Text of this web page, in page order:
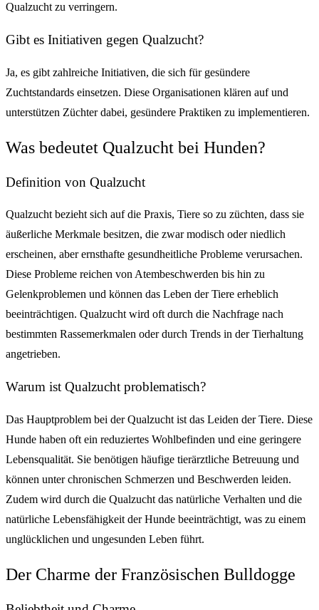
Qualzucht zu verringern.
Gibt es Initiativen gegen Qualzucht?
Ja, es gibt zahlreiche Initiativen, die sich für gesündere
Zuchtstandards einsetzen. Diese Organisationen klären auf und
unterstützen Züchter dabei, gesündere Praktiken zu implementieren.
Was bedeutet Qualzucht bei Hunden?
Definition von Qualzucht
Qualzucht bezieht sich auf die Praxis, Tiere so zu züchten, dass sie
äußerliche Merkmale besitzen, die zwar modisch oder niedlich
erscheinen, aber ernsthafte gesundheitliche Probleme verursachen.
Diese Probleme reichen von Atembeschwerden bis hin zu
Gelenkproblemen und können das Leben der Tiere erheblich
beeinträchtigen. Qualzucht wird oft durch die Nachfrage nach
bestimmten Rassemerkmalen oder durch Trends in der Tierhaltung
angetrieben.
Warum ist Qualzucht problematisch?
Das Hauptproblem bei der Qualzucht ist das Leiden der Tiere. Diese
Hunde haben oft ein reduziertes Wohlbefinden und eine geringere
Lebensqualität. Sie benötigen häufige tierärztliche Betreuung und
können unter chronischen Schmerzen und Beschwerden leiden.
Zudem wird durch die Qualzucht das natürliche Verhalten und die
natürliche Lebensfähigkeit der Hunde beeinträchtigt, was zu einem
unglücklichen und ungesunden Leben führt.
Der Charme der Französischen Bulldogge